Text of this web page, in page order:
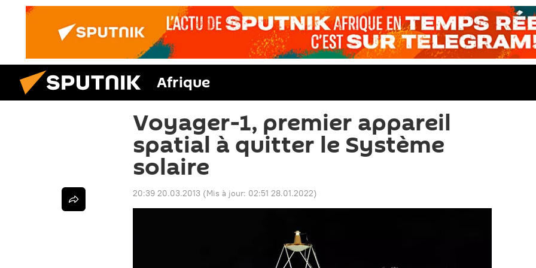
Afrique
Voyager-1, premier appareil
spatial à quitter le Système
solaire
20:39 20.03.2013 (Mis à jour: 02:51 28.01.2022)